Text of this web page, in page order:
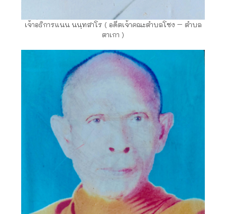
เจ้าอธิการแนน นนฺทสาโร ( อดีตเจ้าคณะตำบลโซง – ตำบล
ตาเกา )